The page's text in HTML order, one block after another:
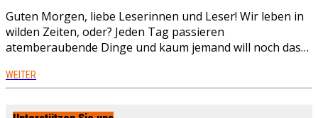
Guten Morgen, liebe Leserinnen und Leser! Wir leben in
wilden Zeiten, oder? Jeden Tag passieren
atemberaubende Dinge und kaum jemand will noch das…
WEITER